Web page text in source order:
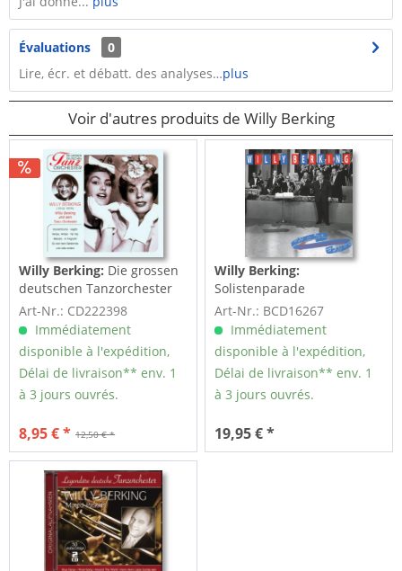
Évaluations
0
Lire, écr. et débatt. des analyses…plus
Voir d'autres produits de Willy Berking
Willy Berking: Die grossen
deutschen Tanzorchester
(1938-43)
Art-Nr.: CD222398
Immédiatement
disponible à l'expédition,
Délai de livraison** env. 1
à 3 jours ouvrés.
12,50 € *
8,95 € *
Willy Berking:
Solistenparade
Art-Nr.: BCD16267
Immédiatement
disponible à l'expédition,
Délai de livraison** env. 1
à 3 jours ouvrés.
19,95 € *